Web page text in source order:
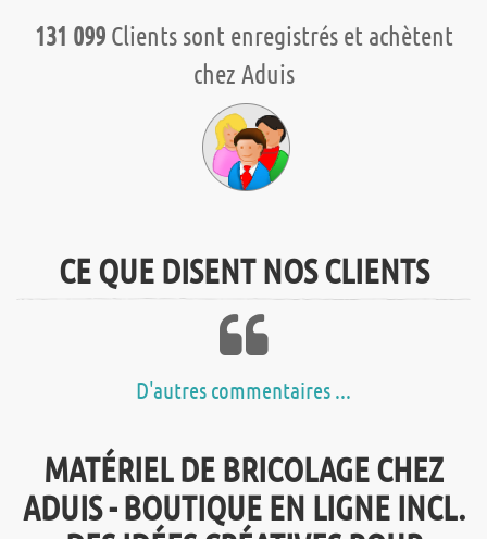
131 099Clients sont enregistrés et achètent
chez Aduis
CE QUE DISENT NOS CLIENTS
D'autres commentaires ...
MATÉRIEL DE BRICOLAGE CHEZ
ADUIS - BOUTIQUE EN LIGNE INCL.